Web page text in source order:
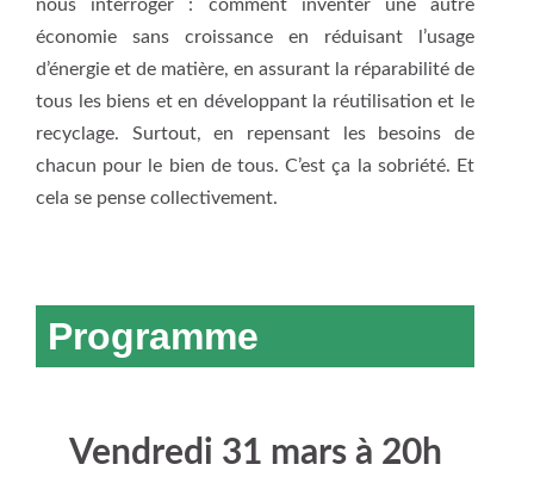
nous interroger : comment inventer une autre
économie sans croissance en réduisant l’usage
d’énergie et de matière, en assurant la réparabilité de
tous les biens et en développant la réutilisation et le
recyclage. Surtout, en repensant les besoins de
chacun pour le bien de tous. C’est ça la sobriété. Et
cela se pense collectivement.
Programme
Vendredi 31 mars à 20h